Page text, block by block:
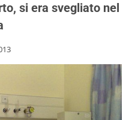
si era svegliato nel